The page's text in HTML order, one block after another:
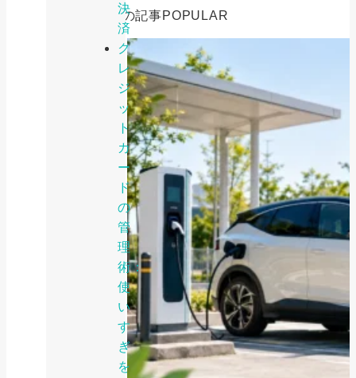
決
済
ク
レ
ジ
ッ
ト
カ
ー
ド
の
管
理
術：
使
い
す
ぎ
を
人気の記事POPULAR